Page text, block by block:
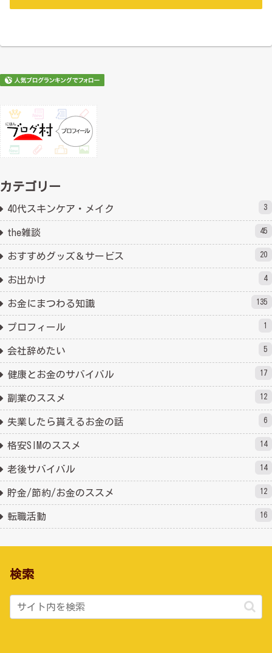
カテゴリー
40代スキンケア・メイク 3
the雑談 45
おすすめグッズ＆サービス 20
お出かけ 4
お金にまつわる知識 135
プロフィール 1
会社辞めたい 5
健康とお金のサバイバル 17
副業のススメ 12
失業したら貰えるお金の話 6
格安SIMのススメ 14
老後サバイバル 14
貯金/節約/お金のススメ 12
転職活動 16
検索